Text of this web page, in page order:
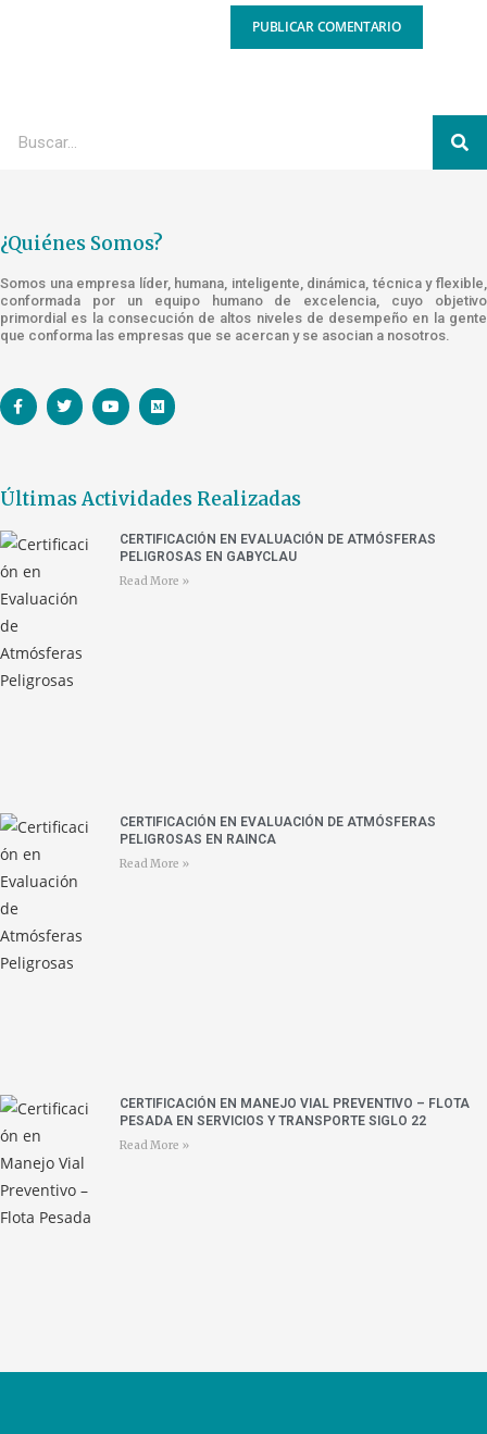
¿Quiénes Somos?
Somos una empresa líder, humana, inteligente, dinámica, técnica y flexible,
conformada por un equipo humano de excelencia, cuyo objetivo
primordial es la consecución de altos niveles de desempeño en la gente
que conforma las empresas que se acercan y se asocian a nosotros.
Últimas Actividades Realizadas
CERTIFICACIÓN EN EVALUACIÓN DE ATMÓSFERAS
PELIGROSAS EN GABYCLAU
Read More »
CERTIFICACIÓN EN EVALUACIÓN DE ATMÓSFERAS
PELIGROSAS EN RAINCA
Read More »
CERTIFICACIÓN EN MANEJO VIAL PREVENTIVO – FLOTA
PESADA EN SERVICIOS Y TRANSPORTE SIGLO 22
Read More »